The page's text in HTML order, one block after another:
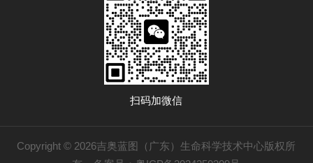
扫码加微信
Copyright © 2026吉奥蓝图（广东）生命科学技术中心版权所